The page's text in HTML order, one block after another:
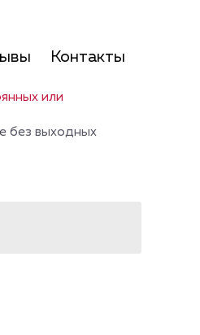
Контакты
или
без выходных